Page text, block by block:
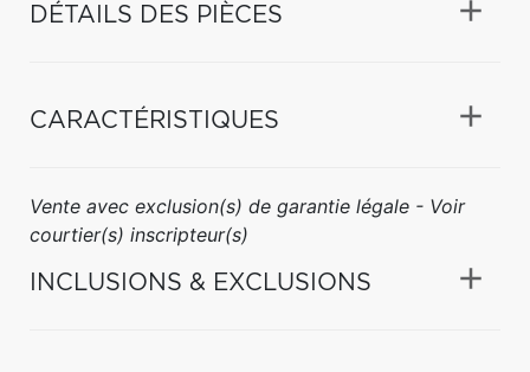
DÉTAILS DES PIÈCES
CARACTÉRISTIQUES
Vente avec exclusion(s) de garantie légale - Voir
courtier(s) inscripteur(s)
INCLUSIONS & EXCLUSIONS